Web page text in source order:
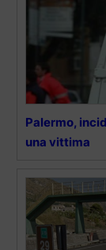
Palermo,
una vittima